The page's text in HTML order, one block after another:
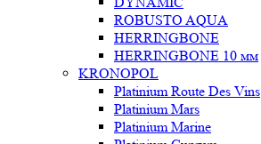
ROBUSTO AQUA
HERRINGBONE
HERRINGBONE 10 мм
KRONOPOL
Platinium Route Des Vins
Platinium Mars
Platinium Marine